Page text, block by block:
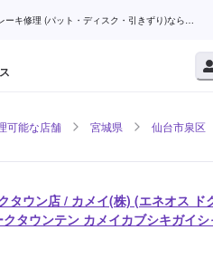
ーキ修理 (パット・ディスク・引きずり)なら
可能な店舗 宮城県 仙台市泉区
タウン店 / カメイ(株) (エネオス ド
タウンテン カメイカブシキガイシ